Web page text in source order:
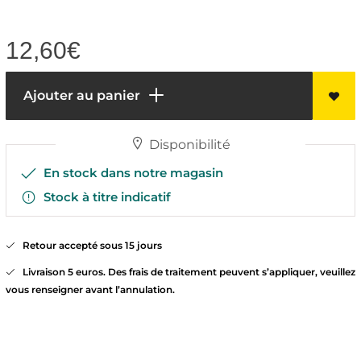
12,60€
Ajouter au panier
Disponibilité
En stock dans notre magasin
Stock à titre indicatif
Retour accepté sous 15 jours
Livraison 5 euros. Des frais de traitement peuvent s’appliquer, veuillez
vous renseigner avant l’annulation.